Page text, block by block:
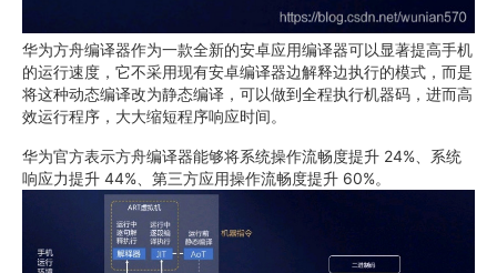
华为方舟编译器作为一款全新的安卓应用编译器可以显著提高手机
的运行速度，它不采用现有安卓编译器边解释边执行的模式，而是
将这种动态编译改为静态编译，可以做到全程执行机器码，进而高
效运行程序，大大缩短程序响应时间。
华为官方表示方舟编译器能够将系统操作流畅度提升 24%、系统
响应力提升 44%、第三方应用操作流畅度提升 60%。